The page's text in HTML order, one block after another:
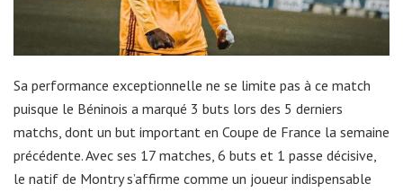
Sa performance exceptionnelle ne se limite pas à ce match
puisque le Béninois a marqué 3 buts lors des 5 derniers
matchs, dont un but important en Coupe de France la semaine
précédente. Avec ses 17 matches, 6 buts et 1 passe décisive,
le natif de Montrys’affirme comme un joueur indispensable